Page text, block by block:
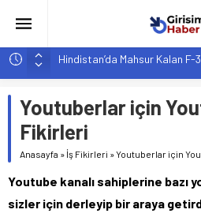
Hindistan’da Mahsur Kalan
Yapay Zeka Destekli
Hamle mi?
Girişimcilik ve Yaşam Tarzı:
Etkileri
YZ ile Tüketici Girişimciliği:
Girişimciler İçin MYK Belgeli
Bir Tercih Değil, Zorunluluk?
Youtuberlar için
Fikirleri
Anasayfa » İş Fikirleri »Youtuberlar için
Youtube kanalı sahiplerine bazı
sizler için derleyip bir araya